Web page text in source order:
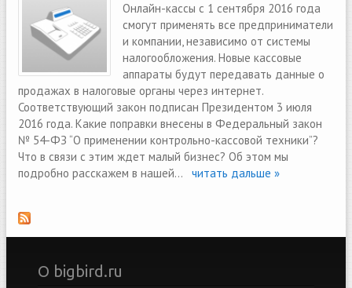
Онлайн-кассы с 1 сентября 2016 года
смогут применять все предприниматели
и компании, независимо от системы
налогообложения. Новые кассовые
аппараты будут передавать данные о
продажах в налоговые органы через интернет.
Соответствующий закон подписан Президентом 3 июля
2016 года. Какие поправки внесены в Федеральный закон
№ 54-ФЗ “О применении контрольно-кассовой техники”?
Что в связи с этим ждет малый бизнес? Об этом мы
подробно расскажем в нашей... читать дальше »
О bigbird.ru